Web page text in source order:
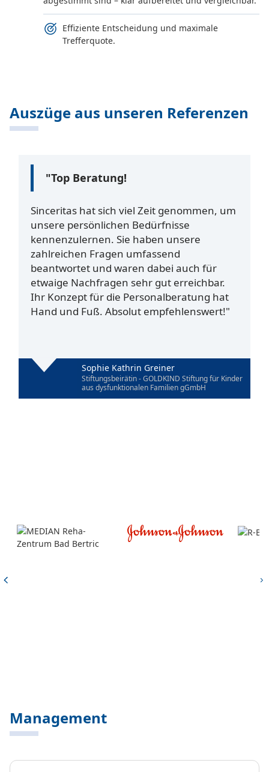
Effiziente Entscheidung und maximale
Trefferquote.
Auszüge aus unseren Referenzen
Sophie Kathrin Greiner
Stiftungsbeirätin - GOLDKIND Stiftung für Kinder
aus dysfunktionalen Familien gGmbH
"Top Beratung!
Sinceritas hat sich viel Zeit genommen, um
unsere persönlichen Bedürfnisse
kennenzulernen. Sie haben unsere
zahlreichen Fragen umfassend
beantwortet und waren dabei auch für
etwaige Nachfragen sehr gut erreichbar.
Ihr Konzept für die Personalberatung hat
Hand und Fuß. Absolut empfehlenswert!"
Management